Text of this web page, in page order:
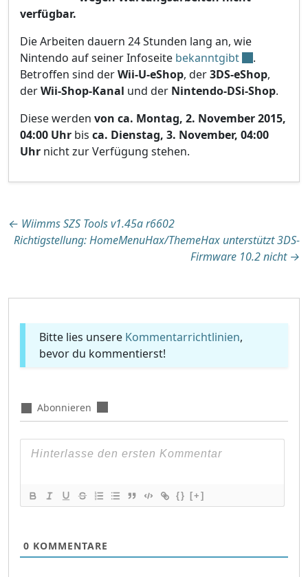
verfügbar.
Die Arbeiten dauern 24 Stunden lang an, wie
Nintendo auf seiner Infoseite bekanntgibt
.
Betroffen sind derWii-U-eShop, der3DS-eShop,
derWii-Shop-Kanal und der Nintendo-DSi-Shop.
Diese werden von ca. Montag, 2. November 2015,
04:00 Uhr bis ca. Dienstag, 3. November, 04:00
Uhr nicht zur Verfügung stehen.
Beitragsnavigation
← Wiimms SZS Tools v1.45a r6602
Richtigstellung: HomeMenuHax/ThemeHax unterstützt 3DS-
Firmware 10.2 nicht →
Bitte lies unsere Kommentarrichtlinien,
bevor du kommentierst!
Abonnieren
{} [+]
0 KOMMENTARE